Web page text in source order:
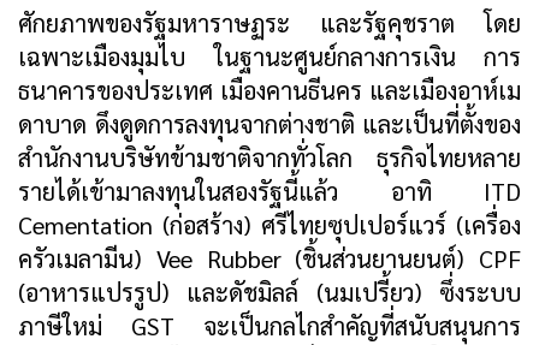
ศักยภาพของรัฐมหาราษฏระ และรัฐคุชราต โดย
เฉพาะเมืองมุมไบ ในฐานะศูนย์กลางการเงิน การ
ธนาคารของประเทศ เมืองคานธีนคร และเมืองอาห์เม
ดาบาด ดึงดูดการลงทุนจากต่างชาติ และเป็นที่ตั้งของ
สำนักงานบริษัทข้ามชาติจากทั่วโลก ธุรกิจไทยหลาย
รายได้เข้ามาลงทุนในสองรัฐนี้แล้ว อาทิ ITD
Cementation (ก่อสร้าง) ศรีไทยซุปเปอร์แวร์ (เครื่อง
ครัวเมลามีน) Vee Rubber (ชิ้นส่วนยานยนต์) CPF
(อาหารแปรรูป) และดัชมิลล์ (นมเปรี้ยว) ซึ่งระบบ
ภาษีใหม่ GST จะเป็นกลไกสำคัญที่สนับสนุนการ